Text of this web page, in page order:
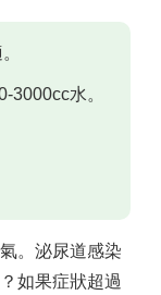
3000cc水。
。泌尿道感染
如果症狀超過